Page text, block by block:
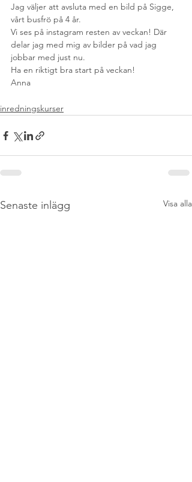
Jag väljer att avsluta med en bild på Sigge,
vårt busfrö på 4 år.
Vi ses på instagram resten av veckan! Där
delar jag med mig av bilder på vad jag
jobbar med just nu.
Ha en riktigt bra start på veckan!
Anna
inredningskurser
Senaste inlägg Visa alla